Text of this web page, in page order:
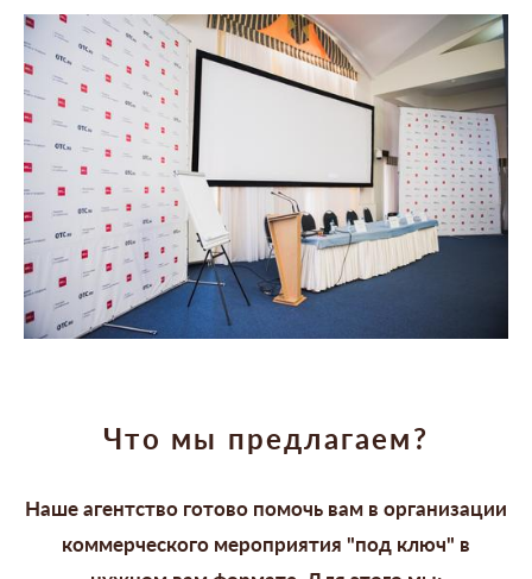
Что мы предлагаем?
Наше агентство готово помочь вам в организации
коммерческого мероприятия "под ключ" в